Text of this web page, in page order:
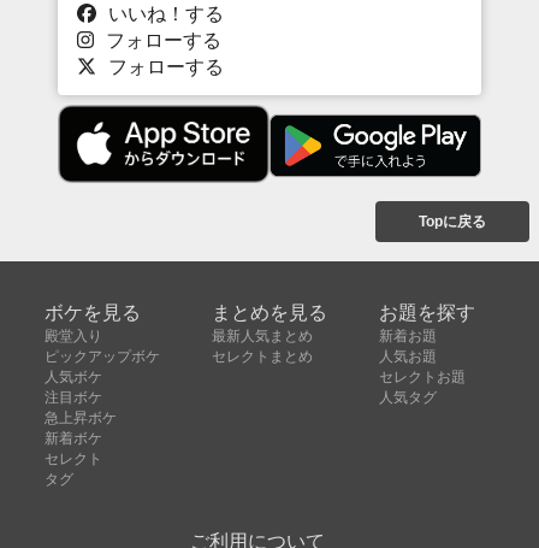
いいね！する
フォローする
フォローする
Topに戻る
ボケを見る
殿堂入り
ピックアップボケ
人気ボケ
注目ボケ
急上昇ボケ
新着ボケ
セレクト
タグ
まとめを見る
最新人気まとめ
セレクトまとめ
お題を探す
新着お題
人気お題
セレクトお題
人気タグ
ご利用について